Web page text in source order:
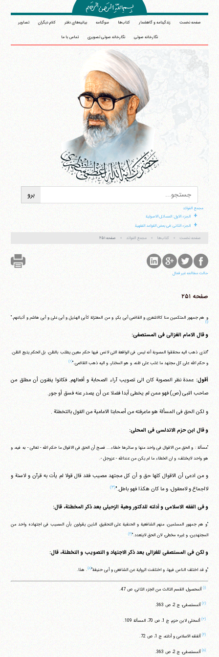
صفحه نخست زندگینامه و گاهشمار کتاب‌ها سوگنامه بیانیه‌های دفتر کلام دیگران تصاویر
نگارخانه صوتی نگارخانه صوتی تصویری تماس با ما
مجمع الفوائد
+ الجزء الاول: المسائل الاصولیة
+ الجزء الثانی :فی بعض القواعد الفقهیة
صفحه نخست کتاب‌ها مجمع الفوائد صفحه ۲۵۱
حالت مطالعه غیر فعال
صفحه ۲۵۱
و هم جمهور المتکمین منا کالاشعری و القاضی أبی بکر، و من المعتزلة کأبی الهذیل و أبی علی و أبی هاشم و أتباعهم."
(۱)
و قال الامام الغزالی فی المستصفی:
"الذی ذهب الیه محققوا المصوبة أنه لیس فی الواقعة التی لانص فیها حکم معین یطلب بالظن، بل الحکم یتبع الظن.
و حکم الله علی کل مجتهد ما غلب علی ظنه، و هو المختار، و الیه ذهب القاضی."(۲)
أقول: عمدة نظر المصوبة کان الی تصویب آراء الصحابة و أفعالهم. فکانوا یظنون أن مطلق من
صاحب النبی (ص) فهو ممن لم یخطی أبدا فضلا عن أن یصدر عنه فسق أو جور.
و لکن الحق فی المسألة هو ماعرفته من أصحابنا الامامیة من القول بالتخطئة .
و قال ابن حزم الاندلسی فی المحلی:
"مسألة : و الحق من الاقوال فی واحد منها و سائرها خطاء... فصح أن الحق فی الاقوال ما حکم الله - تعالی - به فیه، و
هو واحد لایختلف، و ان الخطاء ما لم یکن من عندالله - عزوجل -.
و من ادعی أن الاقوال کلها حق و أن کل مجتهد مصیب فقد قال قولا لم یأت به قرآن و لاسنة و
لااجماع و لامعقول، و ما کان هکذا فهو باطل."(۳)
و فی الفقه الاسلامی و أدلته للدکتور وهبة الزحیلی بعد ذکر المخطئة، قال:
"و هم جمهور المسلمین، منهم الشافعیة و الحنفیة علی التحقیق، الذین یقولون بأن المصیب فی اجتهاده واحد من
المجتهدین، و غیره مخطی، لان الحق لایتعدد."(۴)
و لکن فی المستصفی للغزالی بعد ذکر الاجتهاد و التصویب و التخطئة، قال:
"و قد اختلف الناس فیها، و اختلفت الروایة عن الشافعی و أبی حنیفة"(۵) . هذا.
(۱) ألمحصول، القسم الثالث من الجزء الثانی، ص 47.
(۲) ألمستصفی، ج 2، ص 363.
(۳) ألمحلی لابن حزم، ج 1، ص 70، المسألة 109.
(۴) ألفقه الاسلامی و أدلته، ج 1، ص 72.
(۵) ألمستصفی، ج 2، ص 363.
تلفن 37740011-25-98+ تا 14